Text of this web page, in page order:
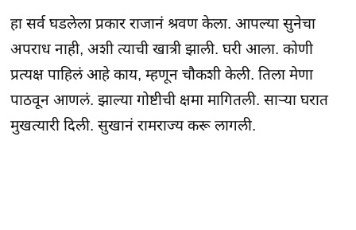
हा सर्व घडलेला प्रकार राजानं श्रवण केला. आपल्या सुनेचा
अपराध नाही, अशी त्याची खात्री झाली. घरी आला. कोणी
प्रत्यक्ष पाहिलं आहे काय, म्हणून चौकशी केली. तिला मेणा
पाठवून आणलं. झाल्या गोष्टीची क्षमा मागितली. साऱ्या घरात
मुखत्यारी दिली. सुखानं रामराज्य करू लागली.